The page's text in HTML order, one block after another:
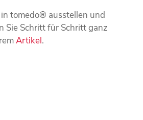
tomedo® ausstellen und
Sie Schritt für Schritt ganz
Artikel.